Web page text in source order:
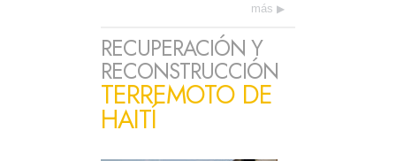
más
RECUPERACIÓN Y
RECONSTRUCCIÓN
TERREMOTO DE
HAITÍ